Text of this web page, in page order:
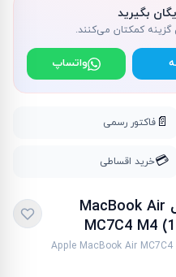
بگیرید
گزینه کمکتان می‌کنند.
واتساپ
📄 فاکتور رسمی
💳خرید اقساطی
لپ تاپ 15.3 اینچی اپل مدل MacBook Air
MC7C4 M4
Apple MacBook Air